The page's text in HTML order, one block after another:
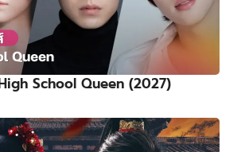
School Queen (2027)